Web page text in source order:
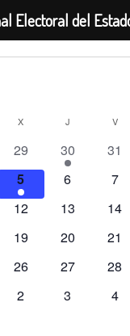
X J V
0
eventos
29
1
evento
30
0
31
1
evento
5
0
6
0
7
0
12
0
13
0
14
0
19
0
20
0
21
0
26
0
27
0
28
0
2
0
3
0
4
Electoral del